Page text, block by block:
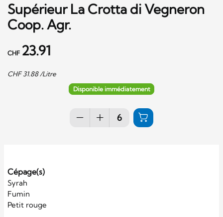
Supérieur La Crotta di Vegneron
Coop. Agr.
CHF 23.91
CHF31.88/Litre
Disponible immédiatement
Cépage(s)
Syrah
Fumin
Petit rouge